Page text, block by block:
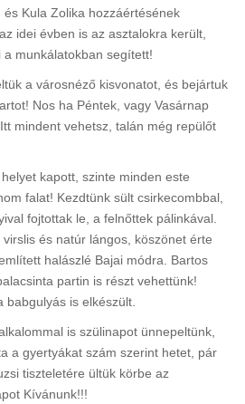
Kula Zolika hozzáértésének
idei évben is az asztalokra került,
munkálatokban segített!
a városnéző kisvonatot, és bejártuk
Nos ha Péntek, vagy Vasárnap
mindent vehetsz, talán még repülőt
kapott, szinte minden este
falat! Kezdtünk sült csirkecombbal,
fojtottak le, a felnőttek pálinkával.
és natúr lángos, köszönet érte
halászlé Bajai módra. Bartos
partin is részt vehettünk!
babgulyás is elkészült.
is szülinapot ünnepeltünk,
a gyertyákat szám szerint hetet, pár
tiszteletére ültük körbe az
Kívánunk!!!